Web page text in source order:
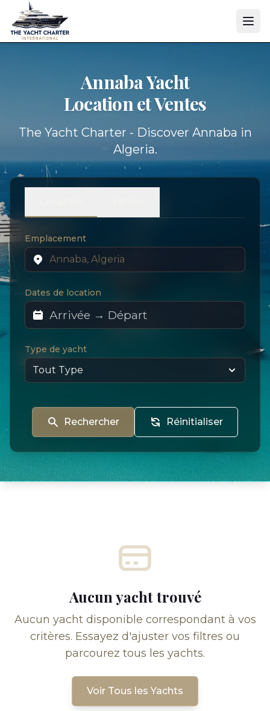
Annaba Yacht
Location et Ventes
The Yacht Charter - Discover Annaba in
Algeria.
Emplacement
Dates de location
Type de yacht
Rechercher Réinitialiser
Aucun yacht trouvé
Aucun yacht disponible correspondant à vos
critères. Essayez d'ajuster vos filtres ou
parcourez tous les yachts.
Voir Tous les Yachts